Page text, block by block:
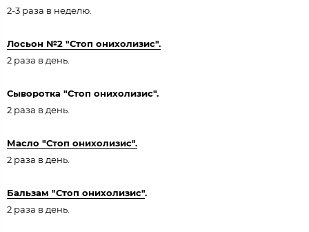
2-3 раза в неделю.
Лосьон №2 "Стоп онихолизис".
2 раза в день.
Сыворотка "Стоп онихолизис".
2 раза в день.
Масло "Стоп онихолизис".
2 раза в день.
Бальзам "Стоп онихолизис".
2 раза в день.